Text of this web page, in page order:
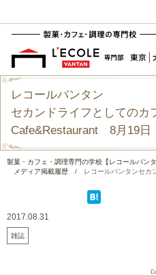
レコールバンタン
セカンドライフとしてのカ
Cafe&Restaurant 8月19日
製菓・カフェ・調理専門の学校【レコールバンタ
メディア掲載履歴
/ レコールバンタンセカ
2017.08.31
雑誌